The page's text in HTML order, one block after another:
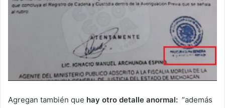
Agregan también que hay otro detalle anormal: “además